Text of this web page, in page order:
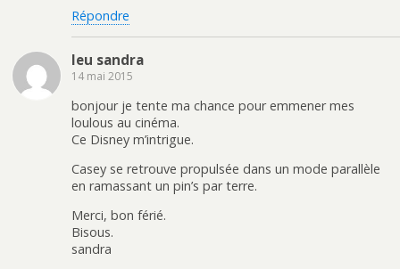
Répondre
leu sandra
14 mai 2015
bonjour je tente ma chance pour emmener mes
loulous au cinéma.
Ce Disney m’intrigue.
Casey se retrouve propulsée dans un mode parallèle
en ramassant un pin’s par terre.
Merci, bon férié.
Bisous.
sandra